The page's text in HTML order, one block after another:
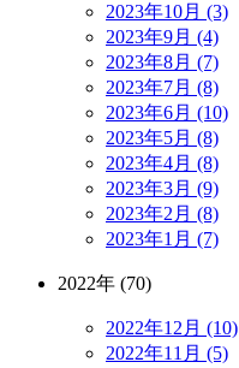
2023年10月 (3)
2023年9月 (4)
2023年8月 (7)
2023年7月 (8)
2023年6月 (10)
2023年5月 (8)
2023年4月 (8)
2023年3月 (9)
2023年2月 (8)
2023年1月 (7)
2022年 (70)
2022年12月 (10)
2022年11月 (5)